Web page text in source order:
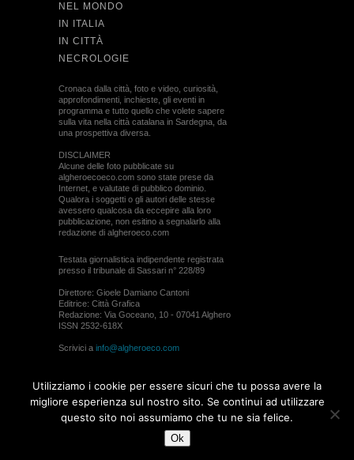
NEL MONDO
IN ITALIA
IN CITTÀ
NECROLOGIE
Cronaca dalla città, foto e video, curiosità,
approfondimenti, inchieste, gli eventi in
programma e tutto quello che volete sapere
sulla vita nella città catalana in Sardegna, da
una prospettiva diversa.
DISCLAIMER
Alcune delle foto pubblicate su
algheroecoeco.com sono state prese da
Internet, e valutate di pubblico dominio.
Qualora i soggetti o gli autori delle stesse
avessero qualcosa da eccepire alla loro
pubblicazione, non esitino a segnalarlo alla
redazione di algheroeco.com
Testata giornalistica indipendente registrata
presso il tribunale di Sassari n° 228/89
Direttore: Gioele Damiano Cantoni
Editrice: Città Grafica
Redazione: Via Goceano, 10 - 07041 Alghero
ISSN 2532-618X
Scrivici a info@algheroeco.com
© ALGHERO ECO Riproduzione solo con il
permesso di algheroeco.com
Utilizziamo i cookie per essere sicuri che tu possa avere la
migliore esperienza sul nostro sito. Se continui ad utilizzare
questo sito noi assumiamo che tu ne sia felice.
Ok